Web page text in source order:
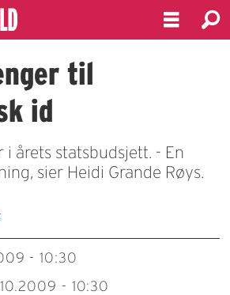
til
id
årets statsbudsjett. - En
sier Heidi Grande Røys.
- 10:30
- 10:30